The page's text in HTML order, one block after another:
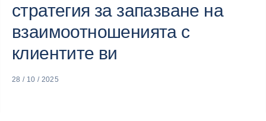
стратегия за запазване на
взаимоотношенията с
клиентите ви
28 / 10 / 2025